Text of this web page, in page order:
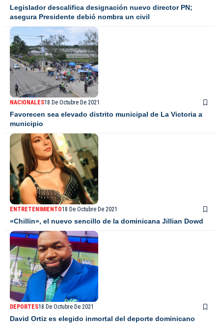
Legislador descalifica designación nuevo director PN;
asegura Presidente debió nombra un civil
NACIONALES18 De Octubre De 2021
Favorecen sea elevado distrito municipal de La Victoria a
municipio
ENTRETENIMIENTO18 De Octubre De 2021
«Chillin», el nuevo sencillo de la dominicana Jillian Dowd
DEPORTES18 De Octubre De 2021
David Ortiz es elegido inmortal del deporte dominicano